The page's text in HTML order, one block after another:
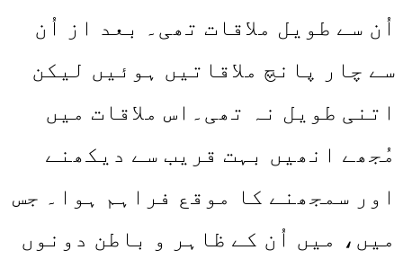
اُن سے طویل ملاقات تھی۔ بعد از اُن
سے چار پانچ ملاقاتیں ہوئیں لیکن
اتنی طویل نہ تھی۔اس ملاقات میں
مُجھے انھیں بہت قریب سے دیکھنے
اور سمجھنے کا موقع فراہم ہوا۔ جس
میں، میں اُن کے ظاہر و باطن دونوں